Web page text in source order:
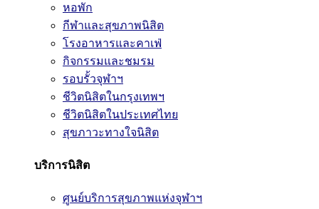
หอพัก
กีฬาและสุขภาพนิสิต
โรงอาหารและคาเฟ่
กิจกรรมและชมรม
รอบรั้วจุฬาฯ
ชีวิตนิสิตในกรุงเทพฯ
ชีวิตนิสิตในประเทศไทย
สุขภาวะทางใจนิสิต
บริการนิสิต
ศูนย์บริการสุขภาพแห่งจุฬาฯ